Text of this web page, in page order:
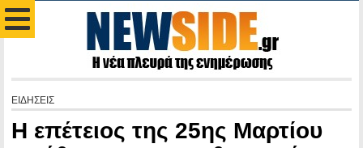
ΕΙΔΗΣΕΙΣ
Η επέτειος της 25ης Μαρτίου